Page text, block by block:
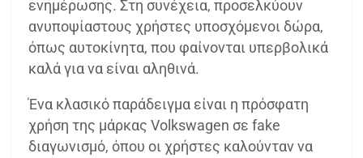
ενημέρωσης. Στη συνέχεια, προσελκύουν
ανυποψίαστους χρήστες υποσχόμενοι δώρα,
όπως αυτοκίνητα, που φαίνονται υπερβολικά
καλά για να είναι αληθινά.
Ένα κλασικό παράδειγμα είναι η πρόσφατη
χρήση της μάρκας Volkswagen σε fake
διαγωνισμό, όπου οι χρήστες καλούνταν να